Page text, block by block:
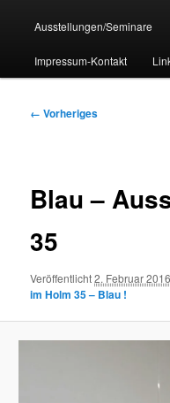
Ausstellungen/Seminare
Impressum-Kontakt
Bilder-
← Vorheriges
Blau –
35
Veröffentlicht2. Februar 2016
im Holm 35 – Blau !